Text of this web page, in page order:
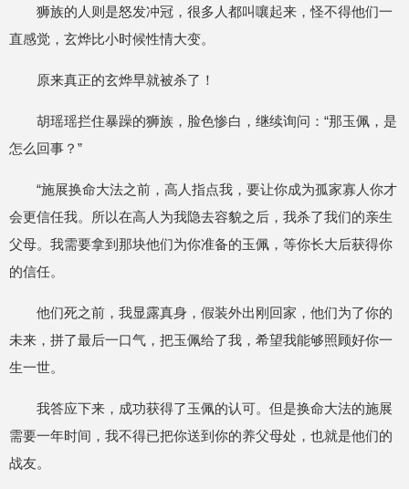
狮族的人则是怒发冲冠，很多人都叫嚷起来，怪不得他们一
直感觉，玄烨比小时候性情大变。
原来真正的玄烨早就被杀了！
胡瑶瑶拦住暴躁的狮族，脸色惨白，继续询问：“那玉佩，是
怎么回事？”
“施展换命大法之前，高人指点我，要让你成为孤家寡人你才
会更信任我。所以在高人为我隐去容貌之后，我杀了我们的亲生
父母。我需要拿到那块他们为你准备的玉佩，等你长大后获得你
的信任。
他们死之前，我显露真身，假装外出刚回家，他们为了你的
未来，拼了最后一口气，把玉佩给了我，希望我能够照顾好你一
生一世。
我答应下来，成功获得了玉佩的认可。但是换命大法的施展
需要一年时间，我不得已把你送到你的养父母处，也就是他们的
战友。